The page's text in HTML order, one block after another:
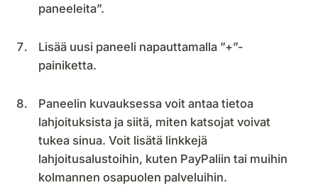
paneeleita”.
Lisää uusi paneeli napauttamalla ”+”-
painiketta.
Paneelin kuvauksessa voit antaa tietoa
lahjoituksista ja siitä, miten katsojat voivat
tukea sinua. Voit lisätä linkkejä
lahjoitusalustoihin, kuten PayPaliin tai muihin
kolmannen osapuolen palveluihin.